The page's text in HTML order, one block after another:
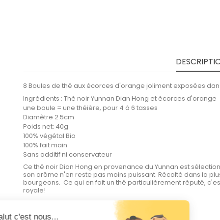
8 Boules de thé aux écorces d'orange joliment exposées
Ingrédients : Thé noir Yunnan Dian Hong et écorces d'orange
une boule = une théière, pour 4 à 6 tasses
Diamètre 2.5cm
Poids net: 40g
100% végétal Bio
100% fait main
Sans additif ni conservateur
Ce thé noir Dian Hong en provenance du Yunnan est
son arôme n'en reste pas moins puissant. Récolté dans la
bourgeons. Ce qui en fait un thé particulièrement réputé,
royale!